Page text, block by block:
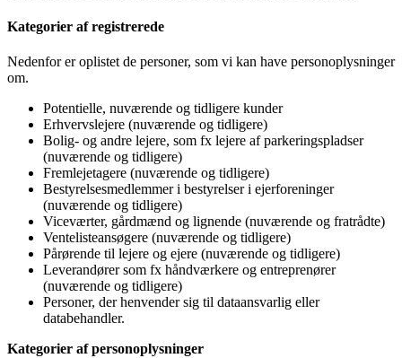
Kategorier af registrerede
Nedenfor er oplistet de personer, som vi kan have personoplysninger
om.
Potentielle, nuværende og tidligere kunder
Erhvervslejere (nuværende og tidligere)
Bolig- og andre lejere, som fx lejere af parkeringspladser
(nuværende og tidligere)
Fremlejetagere (nuværende og tidligere)
Bestyrelsesmedlemmer i bestyrelser i ejerforeninger
(nuværende og tidligere)
Viceværter, gårdmænd og lignende (nuværende og fratrådte)
Ventelisteansøgere (nuværende og tidligere)
Pårørende til lejere og ejere (nuværende og tidligere)
Leverandører som fx håndværkere og entreprenører
(nuværende og tidligere)
Personer, der henvender sig til dataansvarlig eller
databehandler.
Kategorier af personoplysninger